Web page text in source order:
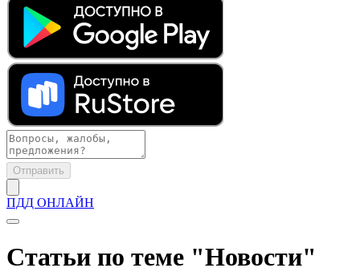
Отправить
ПДД ОНЛАЙН
Статьи по теме "Новости"